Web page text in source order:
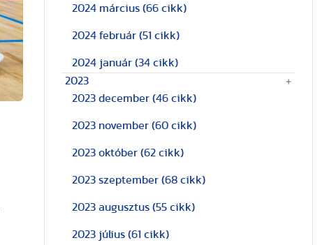
2024 március (66 cikk)
2024 február (51 cikk)
2024 január (34 cikk)
2023
2023 december (46 cikk)
2023 november (60 cikk)
2023 október (62 cikk)
2023 szeptember (68 cikk)
2023 augusztus (55 cikk)
2023 július (61 cikk)